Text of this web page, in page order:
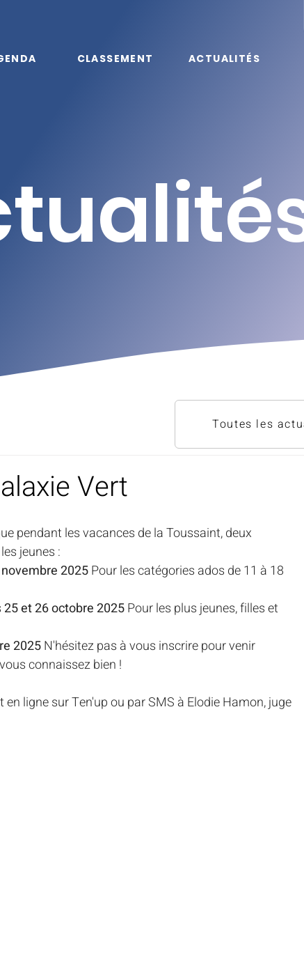
ACTUALITÉS
CLASSEMENT
Vert
pendant les vacances de la Toussaint, deux
jeunes :
2025 Pour les catégories ados de 11 à 18
25 et 26 octobre 2025 Pour les plus jeunes, filles et
2025 N'hésitez pas à vous inscrire pour venir
connaissez bien !
ligne sur Ten'up ou par SMS à Elodie Hamon, juge
Toutes les